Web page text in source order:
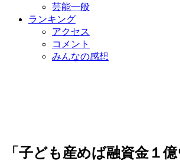
芸能一般
ランキング
アクセス
コメント
みんなの感想
「子ども産めば融資金１